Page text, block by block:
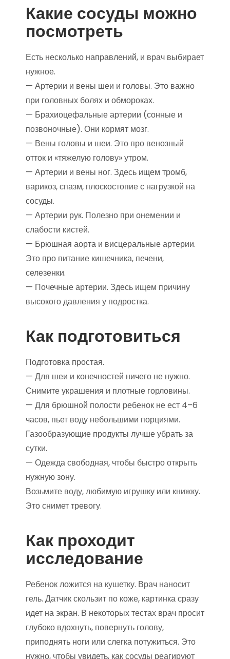
Какие сосуды можно
посмотреть
Есть несколько направлений, и врач выбирает
нужное.
— Артерии и вены шеи и головы. Это важно
при головных болях и обмороках.
— Брахиоцефальные артерии (сонные и
позвоночные). Они кормят мозг.
— Вены головы и шеи. Это про венозный
отток и «тяжелую голову» утром.
— Артерии и вены ног. Здесь ищем тромб,
варикоз, спазм, плоскостопие с нагрузкой на
сосуды.
— Артерии рук. Полезно при онемении и
слабости кистей.
— Брюшная аорта и висцеральные артерии.
Это про питание кишечника, печени,
селезенки.
— Почечные артерии. Здесь ищем причину
высокого давления у подростка.
Как подготовиться
Подготовка простая.
— Для шеи и конечностей ничего не нужно.
Снимите украшения и плотные горловины.
— Для брюшной полости ребенок не ест 4–6
часов, пьет воду небольшими порциями.
Газообразующие продукты лучше убрать за
сутки.
— Одежда свободная, чтобы быстро открыть
нужную зону.
Возьмите воду, любимую игрушку или книжку.
Это снимет тревогу.
Как проходит
исследование
Ребенок ложится на кушетку. Врач наносит
гель. Датчик скользит по коже, картинка сразу
идет на экран. В некоторых тестах врач просит
глубоко вдохнуть, повернуть голову,
приподнять ноги или слегка потужиться. Это
нужно, чтобы увидеть, как сосуды реагируют